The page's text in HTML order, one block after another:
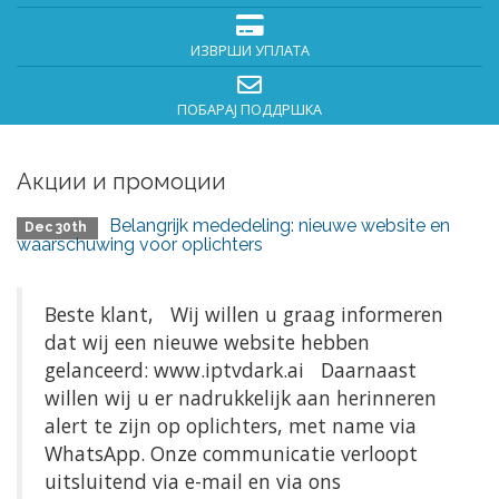
ИЗВРШИ УПЛАТА
ПОБАРАЈ ПОДДРШКА
Акции и промоции
Dec 30th
Belangrijk mededeling: nieuwe website en
waarschuwing voor oplichters
Beste klant, Wij willen u graag informeren
dat wij een nieuwe website hebben
gelanceerd: www.iptvdark.ai Daarnaast
willen wij u er nadrukkelijk aan herinneren
alert te zijn op oplichters, met name via
WhatsApp. Onze communicatie verloopt
uitsluitend via e-mail en via ons